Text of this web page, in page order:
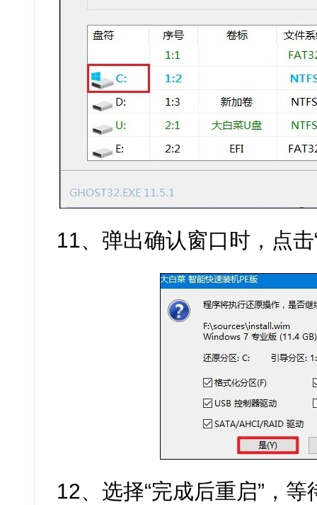
11、弹出确认窗口时，点
12、选择“完成后重启”，